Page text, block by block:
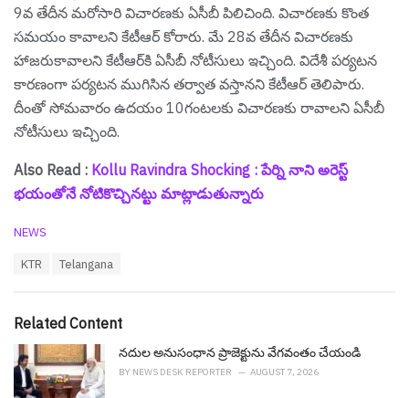
9వ తేదీన మరోసారి విచారణకు ఏసీబీ పిలిచింది. విచారణకు కొంత
సమయం కావాలని కేటీఆర్ కోరారు. మే 28వ తేదీన విచారణకు
హాజరుకావాలని కేటీఆర్‌కి ఏసీబీ నోటీసులు ఇచ్చింది. విదేశీ పర్యటన
కారణంగా పర్యటన ముగిసిన తర్వాత వస్తానని కేటీఆర్ తెలిపారు.
దీంతో సోమవారం ఉదయం 10గంటలకు విచారణకు రావాలని ఏసీబీ
నోటీసులు ఇచ్చింది.
Also Read : Kollu Ravindra Shocking : పేర్ని నాని అరెస్ట్
భయంతోనే నోటికొచ్చినట్టు మాట్లాడుతున్నారు
C
o
r
i
e
NEWS
:
KTR Telangana
Related Content
నదుల అనుసంధాన ప్రాజెక్టును వేగ‌వంతం చేయండి
BY NEWS DESK REPORTER AUGUST 7, 2026